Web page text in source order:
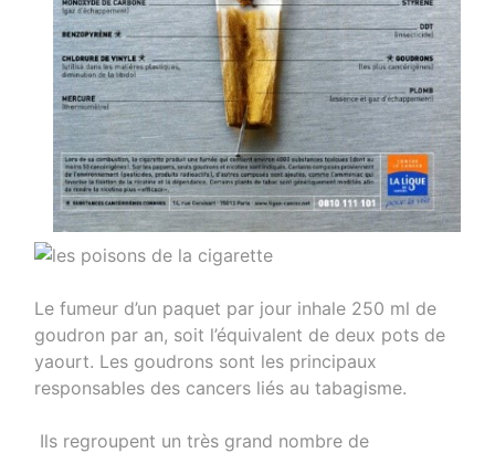
Le fumeur d’un paquet par jour inhale 250 ml de
goudron par an, soit l’équivalent de deux pots de
yaourt. Les goudrons sont les principaux
responsables des cancers liés au tabagisme.
Ils regroupent un très grand nombre de